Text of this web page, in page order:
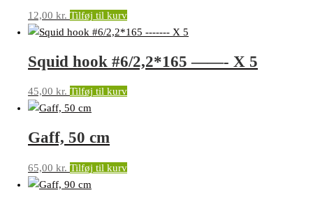
12,00 kr. Tilføj til kurv
Squid hook #6/2,2*165 ——- X 5
45,00 kr. Tilføj til kurv
Gaff, 50 cm
65,00 kr. Tilføj til kurv